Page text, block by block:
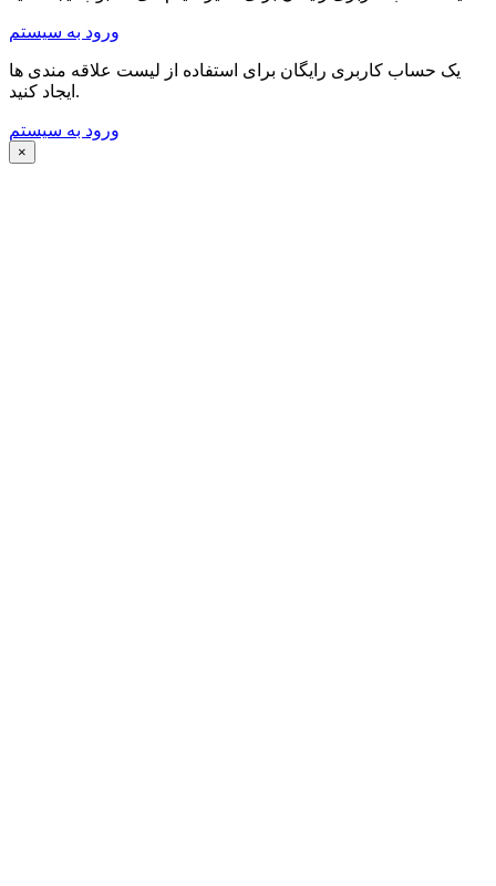
ورود به سیستم
یک حساب کاربری رایگان برای استفاده از لیست علاقه مندی ها
ایجاد کنید.
ورود به سیستم
×